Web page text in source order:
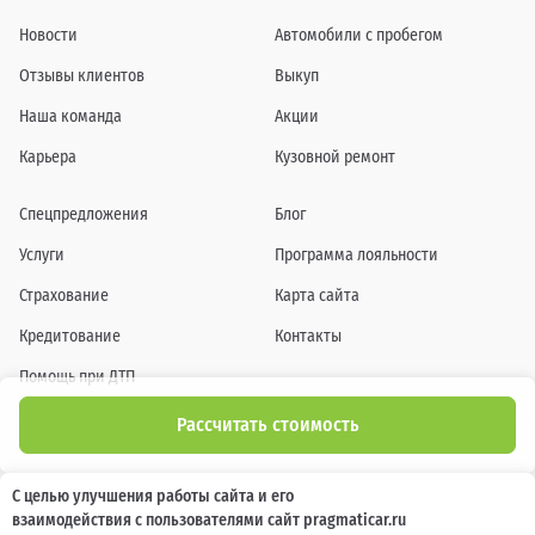
Рассчитать стоимость
Новости
Отзывы клиентов
Наша команда
Карьера
Автомобили с пробегом
Выкуп
Акции
Кузовной ремонт
Спецпредложения
Услуги
Страхование
Кредитование
Помощь при ДТП
Блог
Программа лояльности
Карта сайта
Контакты
Информация о технических характеристиках, составе комплектаций, цветовой
гамме и стоимости автомобилей, а также действующих акциях, сроках и условиях
их проведения, указанных на сайте www.pragmaticar.ru, носит информационный
С целью улучшения работы сайта и его
взаимодействия с пользователями сайт pragmaticar.ru